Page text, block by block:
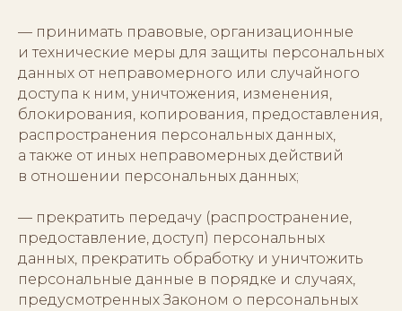
— принимать правовые, организационные
и технические меры для защиты персональных
данных от неправомерного или случайного
доступа к ним, уничтожения, изменения,
блокирования, копирования, предоставления,
распространения персональных данных,
а также от иных неправомерных действий
в отношении персональных данных;
— прекратить передачу (распространение,
предоставление, доступ) персональных
данных, прекратить обработку и уничтожить
персональные данные в порядке и случаях,
предусмотренных Законом о персональных